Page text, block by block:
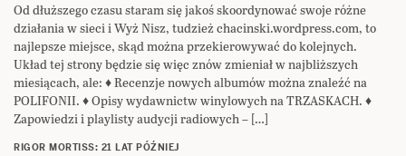
Od dłuższego czasu staram się jakoś skoordynować swoje różne
działania w sieci i Wyż Nisz, tudzież chacinski.wordpress.com, to
najlepsze miejsce, skąd można przekierowywać do kolejnych.
Układ tej strony będzie się więc znów zmieniał w najbliższych
miesiącach, ale: ♦ Recenzje nowych albumów można znaleźć na
POLIFONII. ♦ Opisy wydawnictw winylowych na TRZASKACH. ♦
Zapowiedzi i playlisty audycji radiowych – […]
RIGOR MORTISS: 21 LAT PÓŹNIEJ